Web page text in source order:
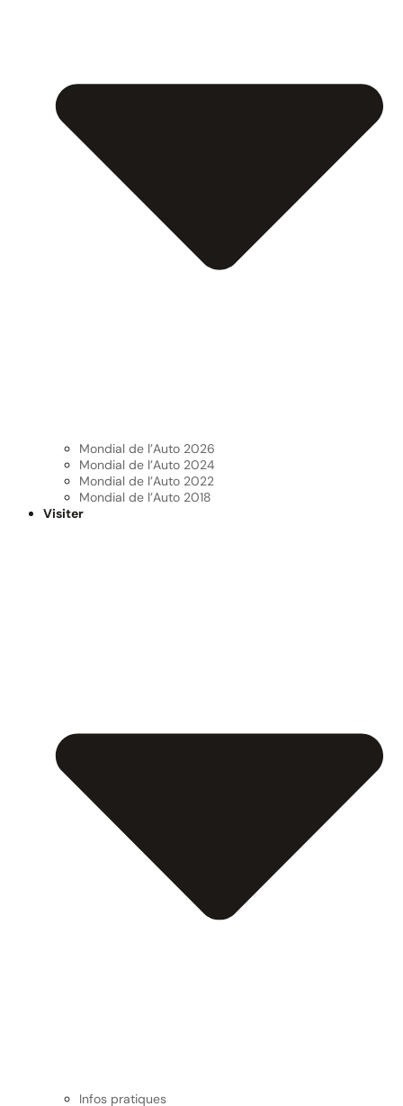
Mondial de l’Auto 2026
Mondial de l’Auto 2024
Mondial de l’Auto 2022
Mondial de l’Auto 2018
Visiter
Infos pratiques